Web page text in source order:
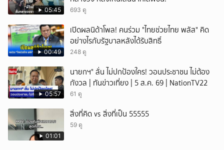
05:45 693 ดู
00:49
เปิดผลนิด้าโพล! คนร่วม "ไทยช่วยไทย พลัส" คิด
อย่างไรกับรัฐบาลหลังได้รับสิทธิ์
248 ดู
05:57
นายกฯ" ลั่น ไม่ปกป้องใคร! วอนประชาชน ไม่ต้อง
กังวล | ทันข่าวเที่ยง | 5 ส.ค. 69 | NationTV22
61 ดู
01:01
สิ่งที่คิด vs สิ่งที่เป็น 55555
59 ดู